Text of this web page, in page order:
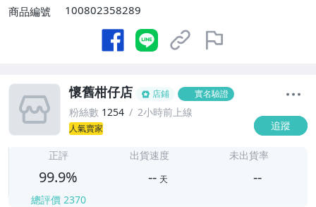
商品編號
100802358289
懷舊柑仔店 店鋪 實名驗證
粉絲數 1254 2小時前上線
人氣賣家 追蹤
正評
99.9%
總評價 2370
出貨速度
-- 天
未出貨率
--